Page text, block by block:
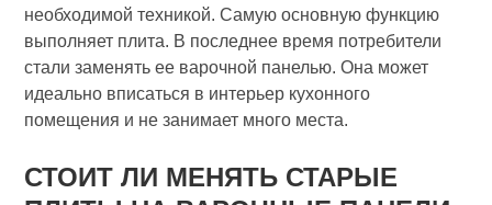
необходимой техникой. Самую основную функцию
выполняет плита. В последнее время потребители
стали заменять ее варочной панелью. Она может
идеально вписаться в интерьер кухонного
помещения и не занимает много места.
СТОИТ ЛИ МЕНЯТЬ СТАРЫЕ